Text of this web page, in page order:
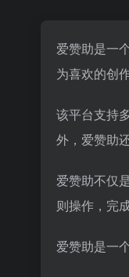
爱赞助是一
为喜欢的创
该平台支持
外，爱赞助
爱赞助不仅
则操作，完
爱赞助是一